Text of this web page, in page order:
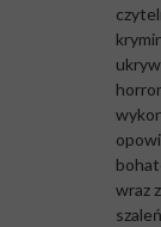
wraz